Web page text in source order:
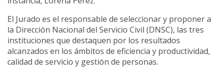
El Jurado es el responsable de seleccionar y proponer a
la Dirección Nacional del Servicio Civil (DNSC), las tres
instituciones que destaquen por los resultados
alcanzados en los ámbitos de eficiencia y productividad,
calidad de servicio y gestión de personas.